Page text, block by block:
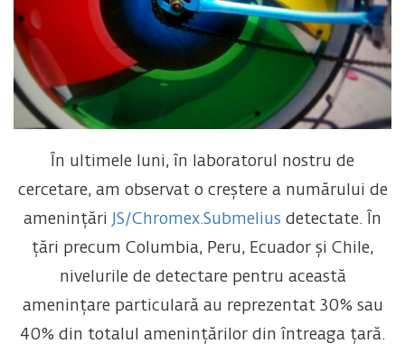
În ultimele luni, în laboratorul nostru de
cercetare, am observat o creștere a numărului de
amenințări JS/Chromex.Submelius detectate. În
țări precum Columbia, Peru, Ecuador și Chile,
nivelurile de detectare pentru această
amenințare particulară au reprezentat 30% sau
40% din totalul amenințărilor din întreaga țară.